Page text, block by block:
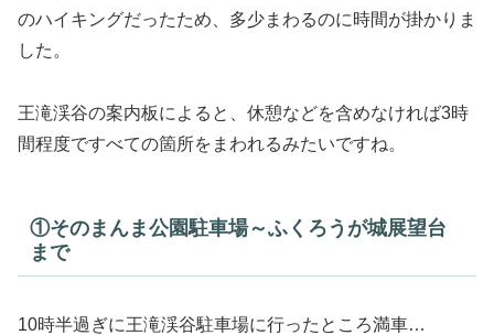
のハイキングだったため、多少まわるのに時間が掛かりま
した。
王滝渓谷の案内板によると、休憩などを含めなければ3時
間程度ですべての箇所をまわれるみたいですね。
①そのまんま公園駐車場～ふくろうが城展望台
まで
10時半過ぎに王滝渓谷駐車場に行ったところ満車…